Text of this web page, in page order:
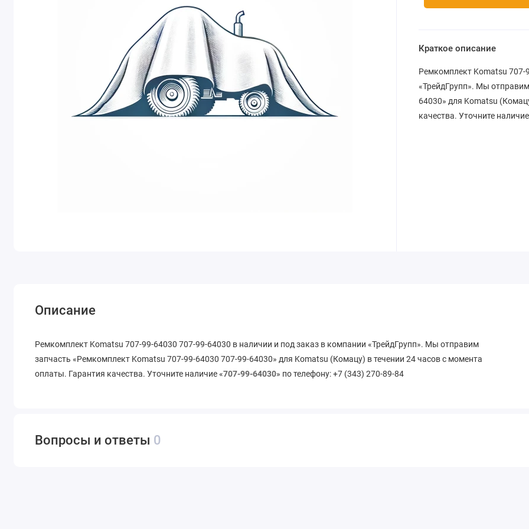
Краткое описание
Ремкомплект Komatsu 707-
«ТрейдГрупп». Мы
64030» для Komatsu
качества. Уточните
Описание
Ремкомплект Komatsu 707-99-64030 707-99-64030 в наличии и под заказ в компании «ТрейдГрупп». Мы отправим
запчасть «Ремкомплект Komatsu 707-99-64030 707-99-64030» для Komatsu (Комацу) в течении 24 часов с момента
оплаты. Гарантия качества. Уточните наличие «707-99-64030» по телефону: +7 (343) 270-89-84
Вопросы и ответы 0